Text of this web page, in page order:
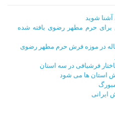
آشنا شوید
فرش برای حرم مطهر رضوی بافته شده
فرشبافی در سه استان
استان ها می شود
ایرانی